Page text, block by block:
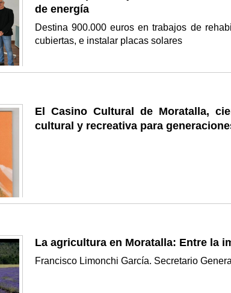
de energía
Destina 900.000 euros en trabajos de
cubiertas, e instalar placas solares
El Casino Cultural de Moratalla,
cultural y recreativa para
La agricultura en Moratalla: Entre la
Francisco Limonchi García. Secretario